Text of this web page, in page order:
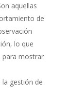
aquellas
de
lo que
para mostrar
la gestión de